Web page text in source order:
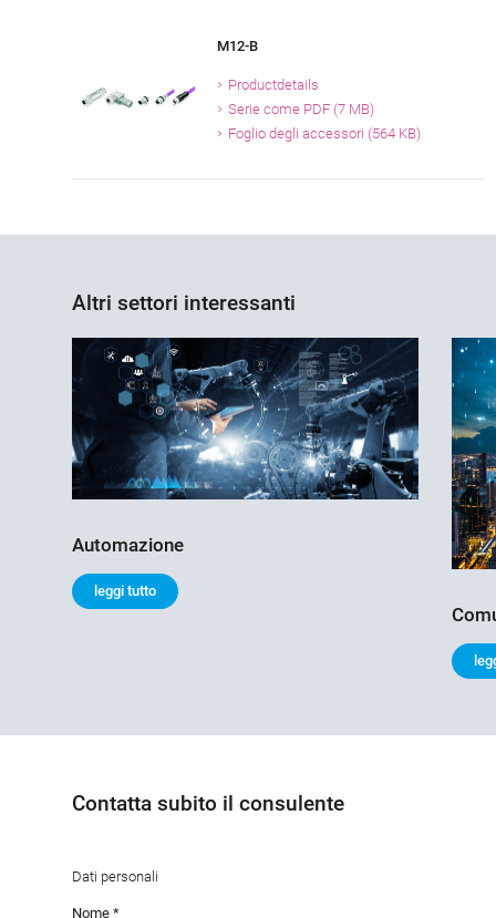
M12-B
Productdetails
Serie come PDF (7 MB)
Foglio degli accessori (564 KB)
Altri settori interessanti
Automazione
leggi tutto
Contatta subito il consulente
Dati personali
Nome *